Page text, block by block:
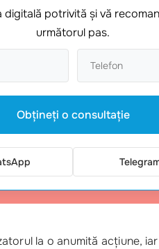
la o anumită acțiune,
digitală potrivită şi vă
următorul pas.
Obţineţi o consultaţie